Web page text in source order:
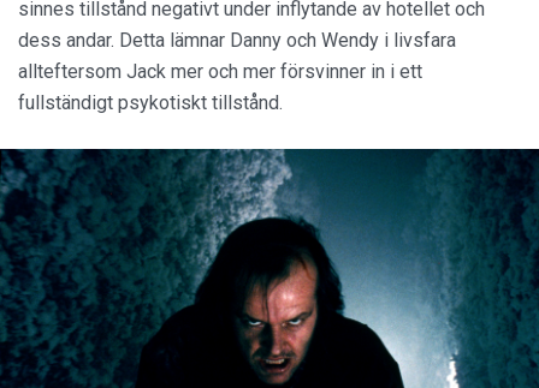
sinnes tillstånd negativt under inflytande av hotellet och
dess andar. Detta lämnar Danny och Wendy i livsfara
allteftersom Jack mer och mer försvinner in i ett
fullständigt psykotiskt tillstånd.